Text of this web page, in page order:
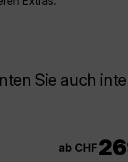
Sie auch
ab CHF